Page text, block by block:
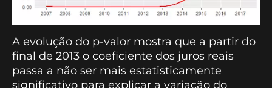
A evolução do p-valor mostra que a partir do
final de 2013 o coeficiente dos juros reais
passa a não ser mais estatisticamente
significativo para explicar a variação do